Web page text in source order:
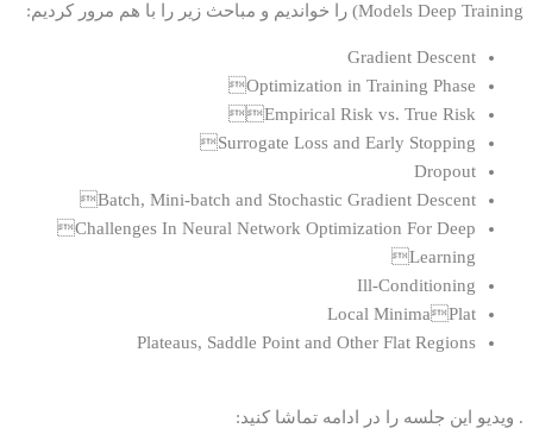
Models Deep Training) را خواندیم و مباحث زیر را با هم مرور کردیم:
Gradient Descent
Optimization in Training Phase
Empirical Risk vs. True Risk
Surrogate Loss and Early Stopping
Dropout
Batch, Mini-batch and Stochastic Gradient Descent
Challenges In Neural Network Optimization For Deep
Learning
Ill-Conditioning
Local MinimaPlat
Plateaus, Saddle Point and Other Flat Regions
. ویدیو این جلسه را در ادامه تماشا کنید: